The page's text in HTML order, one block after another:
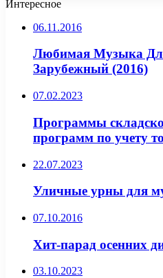
Интересное
06.11.2016
Любимая Музыка
Зарубежный (2016)
07.02.2023
Программы
программ по учету
22.07.2023
Уличные урны для
07.10.2016
Хит-парад осенних
03.10.2023